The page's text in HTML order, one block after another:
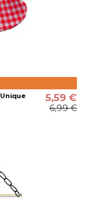
5,59 €
6,99 €